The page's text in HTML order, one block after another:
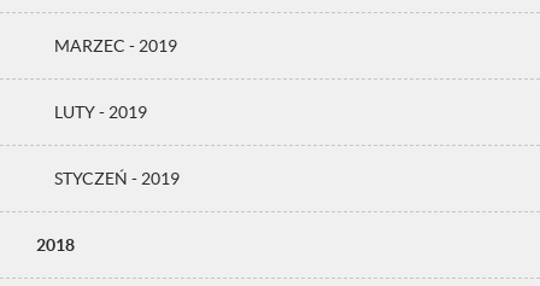
MARZEC - 2019
LUTY - 2019
STYCZEŃ - 2019
2018